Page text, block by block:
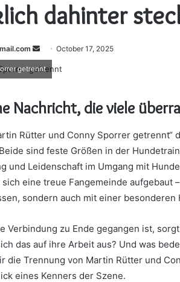
dahinter
Send
an
email
October 17, 2025
getrennt
Nachricht, die viele
Rütter und Conny Sporrer getrennt“
sind feste Größen in der
und Leidenschaft im Umgang mit
eine treue Fangemeinde aufgebaut
sondern auch mit einer besonderen
Verbindung zu Ende gegangen ist,
das auf ihre Arbeit aus? Und was
die Trennung von Martin Rütter und
eines Kenners der Szene.